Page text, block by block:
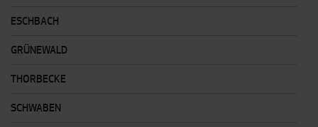
ESCHBACH
GRÜNEWALD
THORBECKE
SCHWABEN